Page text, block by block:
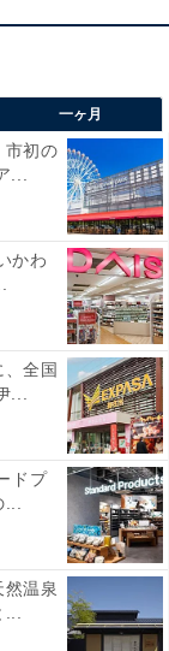
一ヶ月
市初の
...
かわ
、全国
...
ドプ
然温泉